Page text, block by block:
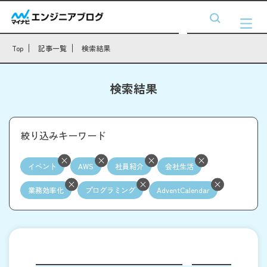
Top 記事一覧 検索結果
検索結果
絞り込みキーワード
イベント AWS 社員紹介 会社生活
業務効率化 プログラミング AdventCalendar